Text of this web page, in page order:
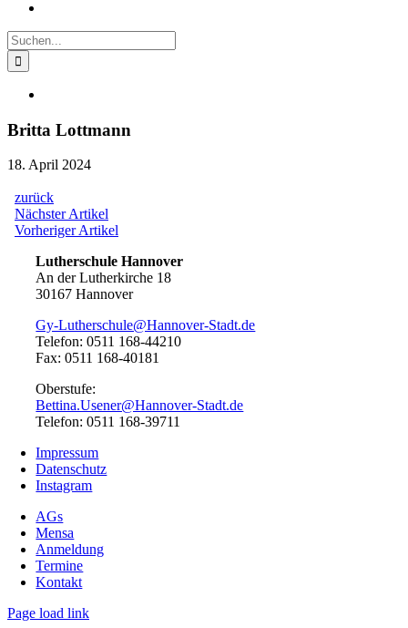
Suche
nach:
Bild
Britta Lottmann
18. April 2024
zurück
Beitragsnavigation
Nächster Artikel
Artikel:
Vorheriger Artikel
Lutherschule Hannover
An der Lutherkirche 18
30167 Hannover
Gy-Lutherschule@Hannover-Stadt.de
Telefon: 0511 168-44210
Fax: 0511 168-40181
Oberstufe:
Bettina.Usener@Hannover-Stadt.de
Telefon: 0511 168-39711
Impressum
Datenschutz
Instagram
AGs
Mensa
Anmeldung
Termine
Kontakt
Page load link